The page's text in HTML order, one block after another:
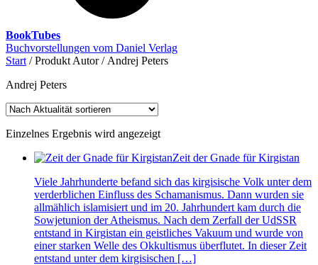
BookTubes
Buchvorstellungen vom Daniel Verlag
Start / Produkt Autor / Andrej Peters
Andrej Peters
Einzelnes Ergebnis wird angezeigt
Zeit der Gnade für Kirgistan
Viele Jahrhunderte befand sich das kirgisische Volk unter dem
verderblichen Einfluss des Schamanismus. Dann wurden sie
allmählich islamisiert und im 20. Jahrhundert kam durch die
Sowjetunion der Atheismus. Nach dem Zerfall der UdSSR
entstand in Kirgistan ein geistliches Vakuum und wurde von
einer starken Welle des Okkultismus überflutet. In dieser Zeit
entstand unter dem kirgisischen […]